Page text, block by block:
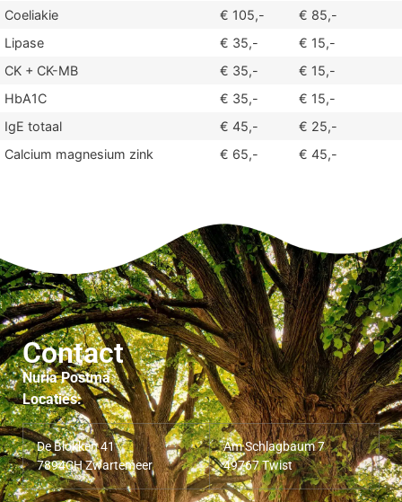
Coeliakie € 105,-
€ 85,-
Lipase
€ 35,-
€ 15,-
CK + CK-MB
€ 35,-
€ 15,-
HbA1C
€ 35,-
€ 15,-
IgE totaal
€ 45,-
€ 25,-
Calcium magnesium zink
€ 65,- € 45,-
Contact
Nuria Postma
Locaties:
De Blokken 41
7894CH Zwartemeer
Am Schlagbaum 7
49767 Twist